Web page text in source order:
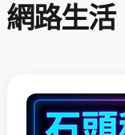
網路生活